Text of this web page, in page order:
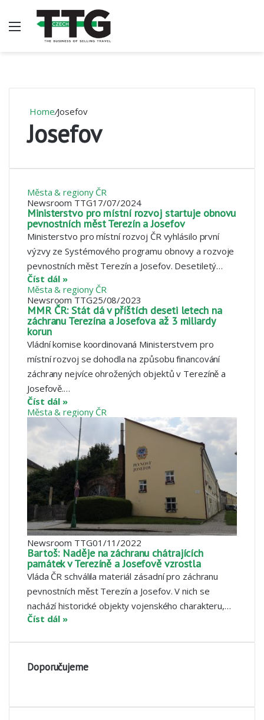
Menu
Home/Josefov
Josefov
Města & regiony ČR
Newsroom TTG17/07/2024
Ministerstvo pro místní rozvoj startuje obnovu
pevnostních měst Terezín a Josefov
Ministerstvo pro místní rozvoj ČR vyhlásilo první
výzvy ze Systémového programu obnovy a rozvoje
pevnostních měst Terezín a Josefov. Desetiletý…
Číst dál »
Města & regiony ČR
Newsroom TTG25/08/2023
MMR ČR: Stát dá v příštích deseti letech na
záchranu Terezína a Josefova až 3 miliardy
korun
Vládní komise koordinovaná Ministerstvem pro
místní rozvoj se dohodla na způsobu financování
záchrany nejvíce ohrožených objektů v Terezíně a
Josefově.…
Číst dál »
Města & regiony ČR
Newsroom TTG01/11/2022
Bartoš: Naděje na záchranu chátrajících
památek v Terezíně a Josefově vzrostla
Vláda ČR schválila materiál zásadní pro záchranu
pevnostních měst Terezín a Josefov. V nich se
nachází historické objekty vojenského charakteru,…
Číst dál »
Doporučujeme